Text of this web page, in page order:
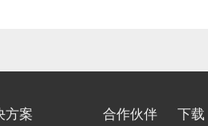
方案 合作伙伴 下载